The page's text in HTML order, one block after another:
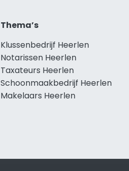
Thema’s
Klussenbedrijf Heerlen
Notarissen Heerlen
Taxateurs Heerlen
Schoonmaakbedrijf Heerlen
Makelaars Heerlen